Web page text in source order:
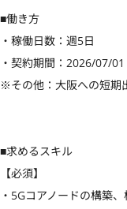
■働き方
・稼働日数：週5日
・契約期間：2026/07/
※その他：大阪への短期
■求めるスキル
【必須】
・5Gコアノードの構築